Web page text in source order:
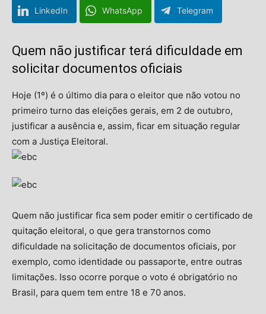
LinkedIn WhatsApp Telegram
Quem não justificar terá dificuldade em
solicitar documentos oficiais
Hoje (1º) é o último dia para o eleitor que não votou no
primeiro turno das eleições gerais, em 2 de outubro,
justificar a ausência e, assim, ficar em situação regular
com a Justiça Eleitoral.
Quem não justificar fica sem poder emitir o certificado de
quitação eleitoral, o que gera transtornos como
dificuldade na solicitação de documentos oficiais, por
exemplo, como identidade ou passaporte, entre outras
limitações. Isso ocorre porque o voto é obrigatório no
Brasil, para quem tem entre 18 e 70 anos.